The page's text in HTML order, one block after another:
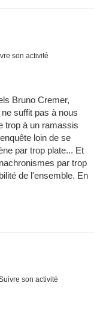
son activité
Bruno Cremer,
suffit pas à nous
trop à un ramassis
loin de se
par trop plate... Et
par trop
de l'ensemble. En
son activité